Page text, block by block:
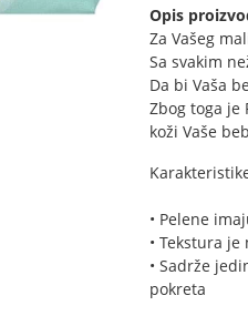
Opis
Za Vašeg
Sa svakim
Da bi Vaša
Zbog toga je
koži Vaše
• Pelene
• Tekstura
• Sadrže
pokreta